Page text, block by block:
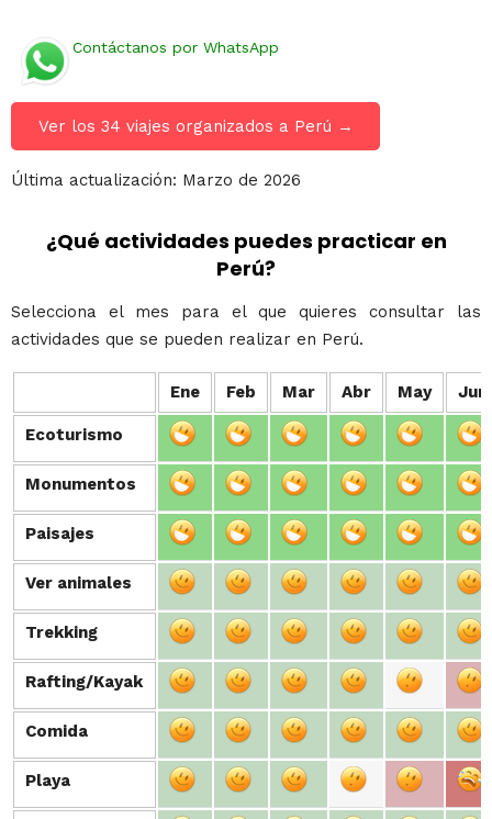
Contáctanos por WhatsApp
Ver los 34 viajes organizados a Perú →
Última actualización: Marzo de 2026
¿Qué actividades puedes practicar en
Perú?
Selecciona el mes para el que quieres consultar las
actividades que se pueden realizar en Perú.
Ene Feb Mar Abr May Jun
Ecoturismo
Monumentos
Paisajes
Ver animales
Trekking
Rafting/Kayak
Comida
Playa
Ecoturismo
Monumentos
Paisajes
Ver animales
Trekking
Rafting/Kayak
Comida
Playa